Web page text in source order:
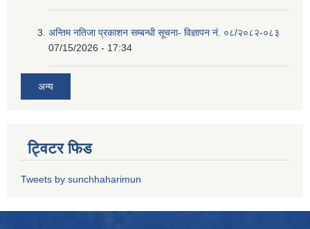
अन्तिम नतिजा प्रकाशन सम्बन्धी सूचना- विज्ञापन नं. ०८/२०८२-०८३
07/15/2026 - 17:34
अन्य
ट्विटर फिड
Tweets by sunchhaharimun